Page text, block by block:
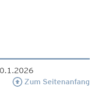
Zum Seitenanfang